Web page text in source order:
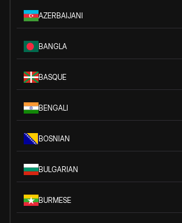
AZERBAIJANI
BANGLA
BASQUE
BENGALI
BOSNIAN
BULGARIAN
BURMESE